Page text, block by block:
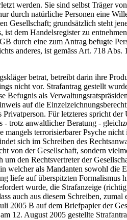
werden. Sie sind selbst Träger
durch natürliche Personen eine
Gesellschaft; grundsätzlich steht
dem Handelsregister zu
durch eine zum Antrag befugte
anderes, ist gemäss Art. 718
betrat, betreibt darin ihre
nicht vor. Strafantrag gestellt
Befugnis als
auf die
Für letzteres spricht der
- trotz anwaltlicher Beratung -
terrorisierbarer Psyche
sich im Schreiben des
von der Gesellschaft, sondern
den Rechtsvertreter der
welcher als Mandanten sowohl die
liefe auf überspitzten Formalismus
wurde, die Strafanzeige
auch aus diesem Schreiben, zumal
2005 B auf dem Briefpapier der
12. August 2005 gestellte